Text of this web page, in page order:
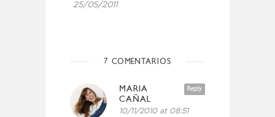
25/05/2011
7 COMENTARIOS
Reply
MARIA
CAÑAL
10/11/2010 at 08:51